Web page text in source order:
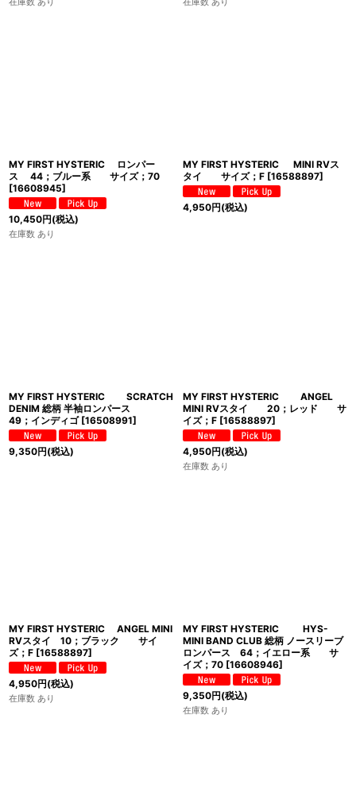
MY FIRST HYSTERIC ロンパー
ス 44；ブルー系 サイズ；70
[16608945]
10,450円(税込)
在庫数 あり
MY FIRST HYSTERIC MINI RVス
タイ サイズ；F [16588897]
4,950円(税込)
MY FIRST HYSTERIC SCRATCH
DENIM 総柄 半袖ロンパース
49；インディゴ [16508991]
9,350円(税込)
MY FIRST HYSTERIC ANGEL
MINI RVスタイ 20；レッド サ
イズ；F [16588897]
4,950円(税込)
在庫数 あり
MY FIRST HYSTERIC ANGEL MINI
RVスタイ 10；ブラック サイ
ズ；F [16588897]
4,950円(税込)
在庫数 あり
MY FIRST HYSTERIC HYS-
MINI BAND CLUB 総柄 ノースリーブ
ロンパース 64；イエロー系 サ
イズ；70 [16608946]
9,350円(税込)
在庫数 あり